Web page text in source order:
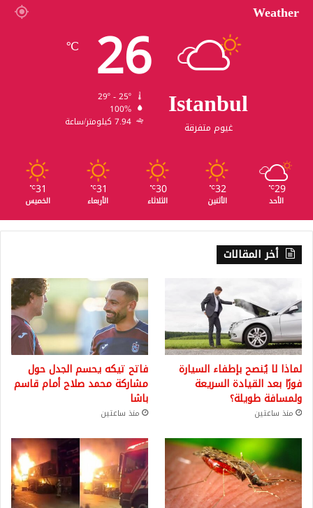
Weather
Istanbul
غيوم متفرقة
26
℃
100%
7.94 كيلومتر/ساعة
29
℃
الأحد
32
℃
الأثنين
30
℃
الثلاثاء
31
℃
الأربعاء
31
℃
الخميس
أخر المقالات
لماذا لا يُنصح بإطفاء السيارة
فورًا بعد القيادة السريعة
ولمسافة طويلة؟
منذ ساعتين
فاتح تيكه يحسم الجدل حول
مشاركة محمد صلاح أمام قاسم
باشا
منذ ساعتين